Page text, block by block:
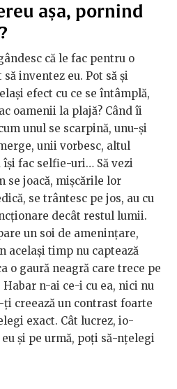
așa, pornind
că le fac pentru o
inventez eu. Pot să și
efect cu ce se întâmplă,
oamenii la plajă? Când îi
unul se scarpină, unu-și
unii vorbesc, altul
fac selfie-uri… Să vezi
se joacă, mișcările lor
se trântesc pe jos, au cu
decât restul lumii.
un soi de amenințare,
același timp nu captează
o gaură neagră care trece pe
n-ai ce-i cu ea, nici nu
ți creează un contrast foarte
exact. Cât lucrez, io-
și pe urmă, poți să-nțelegi